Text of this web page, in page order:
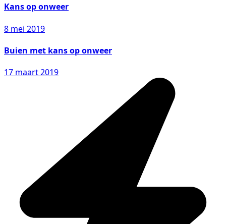
Kans op onweer
8 mei 2019
Buien met kans op onweer
17 maart 2019